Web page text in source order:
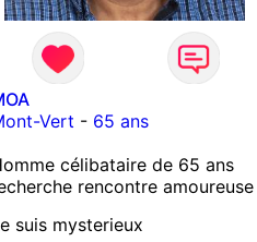
Vert - 65 ans
célibataire de 65 ans
rencontre amoureuse
suis mysterieux